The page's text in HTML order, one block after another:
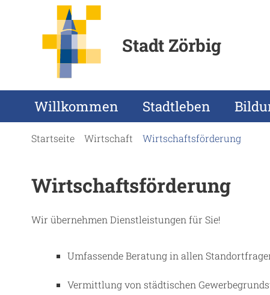
Stadt Zörbig
Willkommen Stadtleben
Startseite Wirtschaft Wirtschaftsförderung
Wirtschaftsförderung
Wir übernehmen Dienstleistungen für Sie!
Umfassende Beratung in allen
Vermittlung von städtischen